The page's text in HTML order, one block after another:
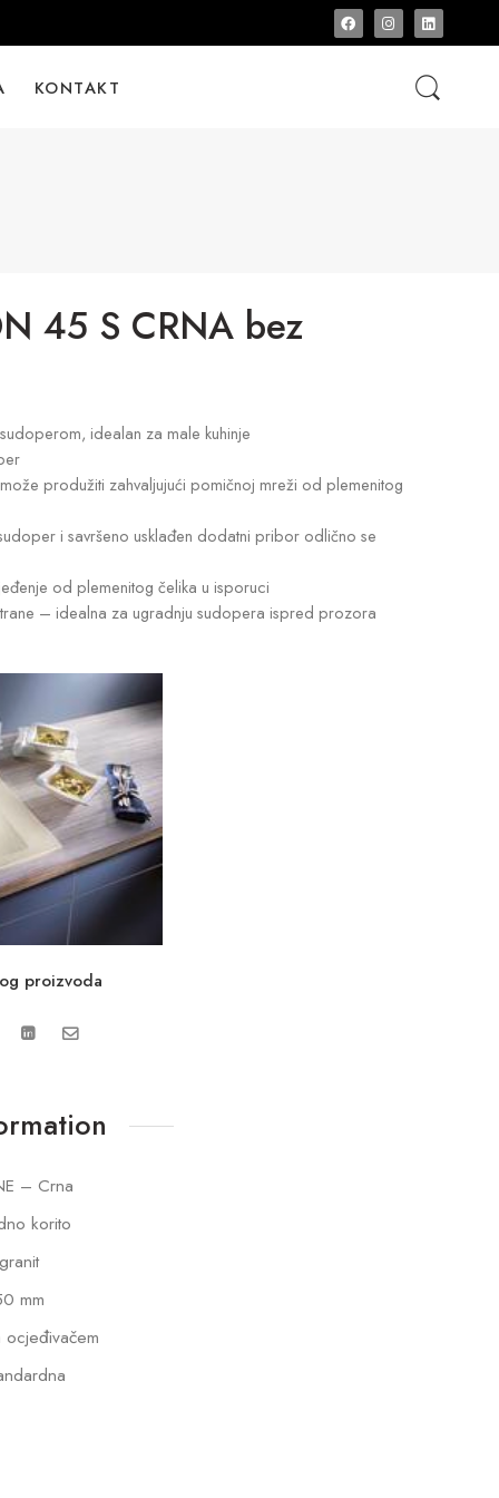
KONTAKT
45 S CRNA bez
idealan za male kuhinje
produžiti zahvaljujući pomičnoj mreži od plemenitog
i savršeno usklađen dodatni pribor odlično se
od plemenitog čelika u isporuci
– idealna za ugradnju sudopera ispred prozora
proizvoda
– Crna
korito
mm
ocjeđivačem